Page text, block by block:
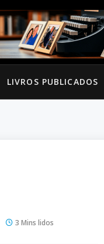
LIVROS PUBLICADOS
3 Mins lidos